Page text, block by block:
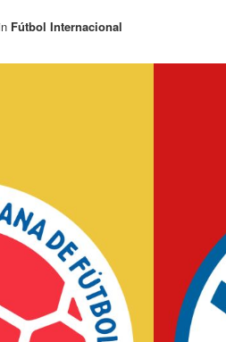
Fútbol Internacional